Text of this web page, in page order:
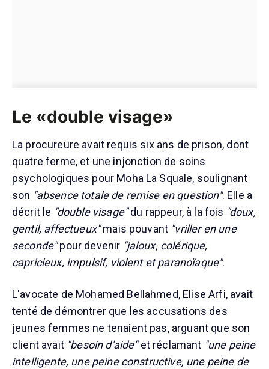
Le «double visage»
La procureure avait requis six ans de prison, dont
quatre ferme, et une injonction de soins
psychologiques pour Moha La Squale, soulignant
son "absence totale de remise en question". Elle a
décrit le "double visage"du rappeur, à la fois "doux,
gentil, affectueux"mais pouvant "vriller en une
seconde"pour devenir "jaloux, colérique,
capricieux, impulsif, violent et paranoïaque".
L'avocate de Mohamed Bellahmed, Elise Arfi, avait
tenté de démontrer que les accusations des
jeunes femmes ne tenaient pas, arguant que son
client avait "besoin d'aide"et réclamant "une peine
intelligente, une peine constructive, une peine de